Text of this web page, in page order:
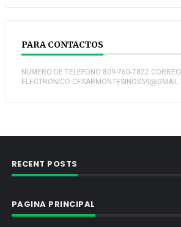
PARA CONTACTOS
NUMERO DE TELEFONO:809-760-7822 CORREO
RECENT POSTS
PAGINA PRINCIPAL